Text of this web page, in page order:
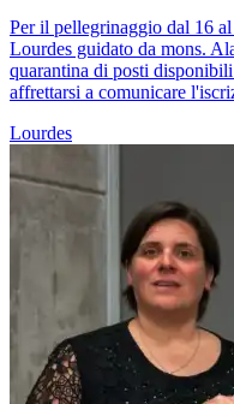
Per il pellegrinaggio dal 16
Lourdes guidato da mons.
quarantina di posti
affrettarsi a comunicare
Lourdes